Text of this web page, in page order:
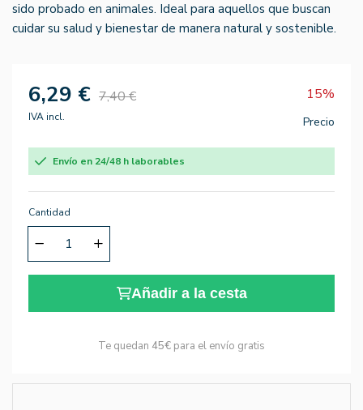
sido probado en animales. Ideal para aquellos que buscan
cuidar su salud y bienestar de manera natural y sostenible.
6,29 € 7,40 € 15%
IVA incl. Precio
Envío en 24/48 h laborables
Cantidad
Añadir a la cesta
Te quedan 45€ para el envío gratis